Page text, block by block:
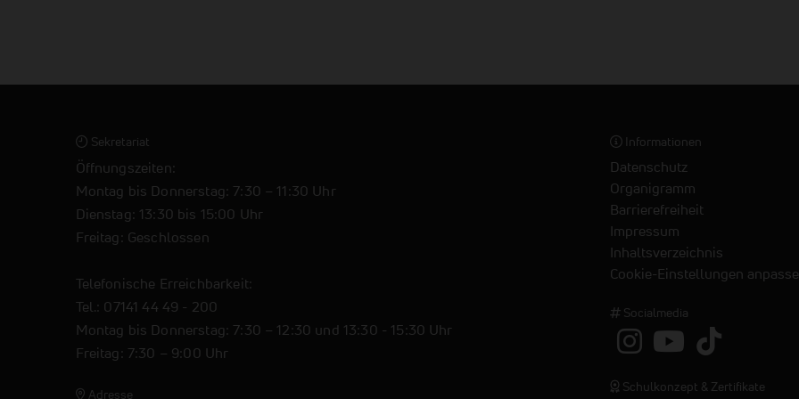
Sekretariat
Öffnungszeiten:
Montag bis Donnerstag: 7:30 – 11:30 Uhr
Dienstag: 13:30 bis 15:00 Uhr
Freitag: Geschlossen
Telefonische Erreichbarkeit:
Tel.: 07141 44 49 - 200
Montag bis Donnerstag: 7:30 – 12:30 und 13:30 - 15:30 Uhr
Freitag: 7:30 – 9:00 Uhr
Adresse
Informationen
Datenschutz
Organigramm
Barrierefreiheit
Impressum
Inhaltsverzeichnis
Cookie-Einstellungen
Socialmedia
Schulkonzept & Zertifikate